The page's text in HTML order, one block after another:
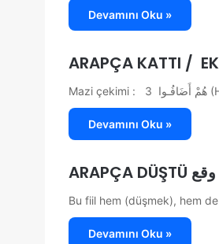
Devamını Oku »
Devamını Oku »
Devamını Oku »